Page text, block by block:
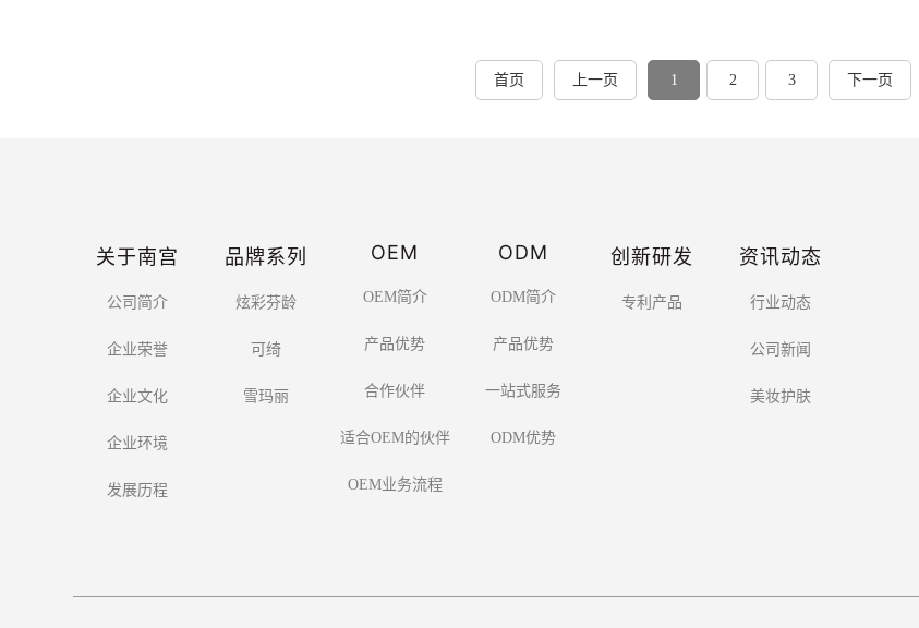
首页 上一页 1 2 3 下一页
关于南宫
公司简介
企业荣誉
企业文化
企业环境
发展历程
品牌系列
炫彩芬龄
可绮
雪玛丽
OEM
OEM简介
产品优势
合作伙伴
适合OEM的伙伴
OEM业务流程
ODM
ODM简介
产品优势
一站式服务
ODM优势
创新研发
专利产品
资讯动态
行业动态
公司新闻
美妆护肤